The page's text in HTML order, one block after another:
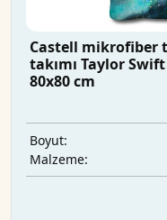
Castell mikrofiber
takımı Taylor
80x80 cm
Boyut:
Malzeme: